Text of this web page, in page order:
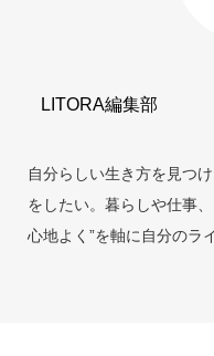
LITORA編集部
自分らしい生き方を見つ
をしたい。暮らしや仕事
心地よく”を軸に自分のラ